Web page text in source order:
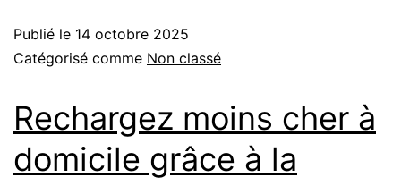
Publié le 14 octobre 2025
Catégorisé comme Non classé
Rechargez moins cher à
domicile grâce à la